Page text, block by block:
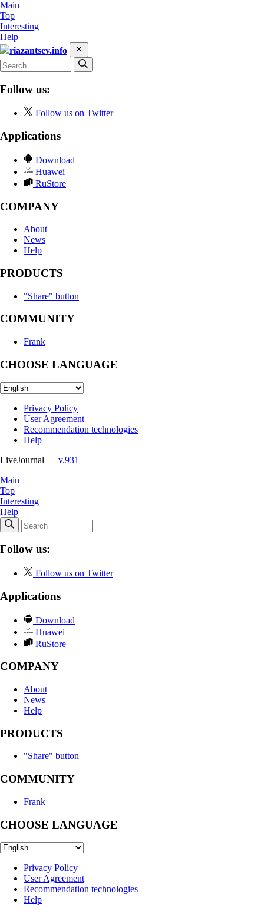
Main
Top
Interesting
Help
riazantsev.info
Follow us:
Follow us on Twitter
Applications
Download
Huawei
RuStore
COMPANY
About
News
Help
PRODUCTS
"Share" button
COMMUNITY
Frank
CHOOSE LANGUAGE
Privacy Policy
User Agreement
Recommendation technologies
Help
LiveJournal — v.931
Main
Top
Interesting
Help
Follow us:
Follow us on Twitter
Applications
Download
Huawei
RuStore
COMPANY
About
News
Help
PRODUCTS
"Share" button
COMMUNITY
Frank
CHOOSE LANGUAGE
Privacy Policy
User Agreement
Recommendation technologies
Help